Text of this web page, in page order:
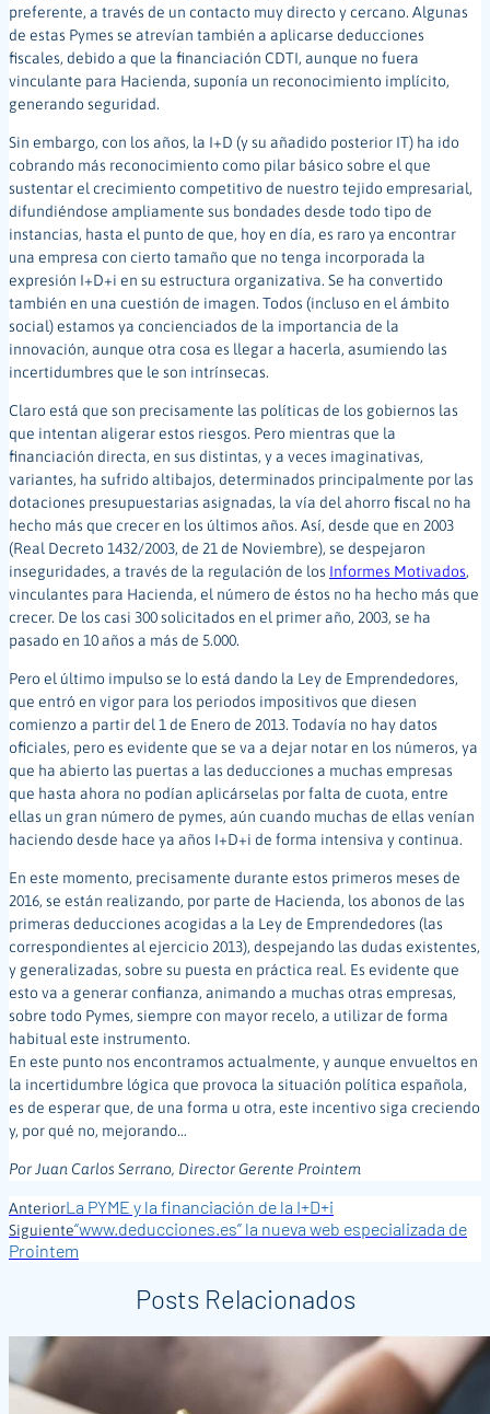
preferente, a través de un contacto muy directo y cercano. Algunas
de estas Pymes se atrevían también a aplicarse deducciones
fiscales, debido a que la financiación CDTI, aunque no fuera
vinculante para Hacienda, suponía un reconocimiento implícito,
generando seguridad.
Sin embargo, con los años, la I+D (y su añadido posterior IT) ha ido
cobrando más reconocimiento como pilar básico sobre el que
sustentar el crecimiento competitivo de nuestro tejido empresarial,
difundiéndose ampliamente sus bondades desde todo tipo de
instancias, hasta el punto de que, hoy en día, es raro ya encontrar
una empresa con cierto tamaño que no tenga incorporada la
expresión I+D+i en su estructura organizativa. Se ha convertido
también en una cuestión de imagen. Todos (incluso en el ámbito
social) estamos ya concienciados de la importancia de la
innovación, aunque otra cosa es llegar a hacerla, asumiendo las
incertidumbres que le son intrínsecas.
Claro está que son precisamente las políticas de los gobiernos las
que intentan aligerar estos riesgos. Pero mientras que la
financiación directa, en sus distintas, y a veces imaginativas,
variantes, ha sufrido altibajos, determinados principalmente por las
dotaciones presupuestarias asignadas, la vía del ahorro fiscal no ha
hecho más que crecer en los últimos años. Así, desde que en 2003
(Real Decreto 1432/2003, de 21 de Noviembre), se despejaron
inseguridades, a través de la regulación de los Informes Motivados,
vinculantes para Hacienda, el número de éstos no ha hecho más que
crecer. De los casi 300 solicitados en el primer año, 2003, se ha
pasado en 10 años a más de 5.000.
Pero el último impulso se lo está dando la Ley de Emprendedores,
que entró en vigor para los periodos impositivos que diesen
comienzo a partir del 1 de Enero de 2013. Todavía no hay datos
oficiales, pero es evidente que se va a dejar notar en los números, ya
que ha abierto las puertas a las deducciones a muchas empresas
que hasta ahora no podían aplicárselas por falta de cuota, entre
ellas un gran número de pymes, aún cuando muchas de ellas venían
haciendo desde hace ya años I+D+i de forma intensiva y continua.
En este momento, precisamente durante estos primeros meses de
2016, se están realizando, por parte de Hacienda, los abonos de las
primeras deducciones acogidas a la Ley de Emprendedores (las
correspondientes al ejercicio 2013), despejando las dudas existentes,
y generalizadas, sobre su puesta en práctica real. Es evidente que
esto va a generar confianza, animando a muchas otras empresas,
sobre todo Pymes, siempre con mayor recelo, a utilizar de forma
habitual este instrumento.
En este punto nos encontramos actualmente, y aunque envueltos en
la incertidumbre lógica que provoca la situación política española,
es de esperar que, de una forma u otra, este incentivo siga creciendo
y, por qué no, mejorando…
Por Juan Carlos Serrano, Director Gerente Prointem
AnteriorLa PYME y la financiación de la I+D+i
Siguiente“www.deducciones.es” la nueva web especializada de
Prointem
Posts Relacionados